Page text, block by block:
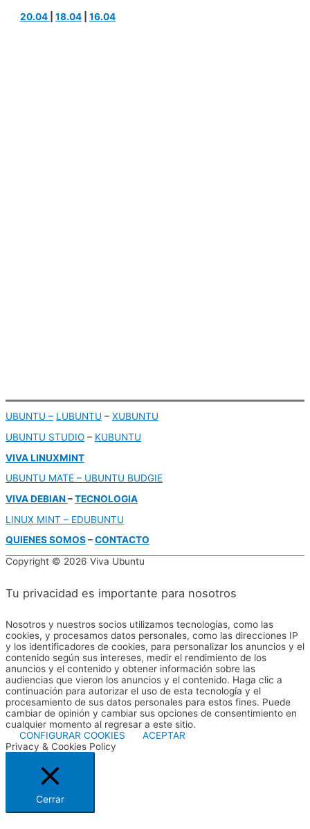
20.04 |18.04 |16.04
UBUNTU – LUBUNTU – XUBUNTU
UBUNTU STUDIO – KUBUNTU
VIVA LINUXMINT
UBUNTU MATE – UBUNTU BUDGIE
VIVA DEBIAN–TECNOLOGIA
LINUX MINT – EDUBUNTU
QUIENES SOMOS–CONTACTO
Copyright © 2026 Viva Ubuntu
Tu privacidad es importante para nosotros
Nosotros y nuestros socios utilizamos tecnologías, como las
cookies, y procesamos datos personales, como las direcciones IP
y los identificadores de cookies, para personalizar los anuncios y el
contenido según sus intereses, medir el rendimiento de los
anuncios y el contenido y obtener información sobre las
audiencias que vieron los anuncios y el contenido. Haga clic a
continuación para autorizar el uso de esta tecnología y el
procesamiento de sus datos personales para estos fines. Puede
cambiar de opinión y cambiar sus opciones de consentimiento en
cualquier momento al regresar a este sitio.
CONFIGURAR COOKIES
ACEPTAR
Privacy & Cookies Policy
Cerrar